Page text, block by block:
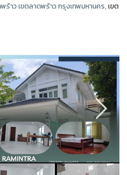
าว เขตลาดพร้าว กรุงเทพมหานคร,เขต